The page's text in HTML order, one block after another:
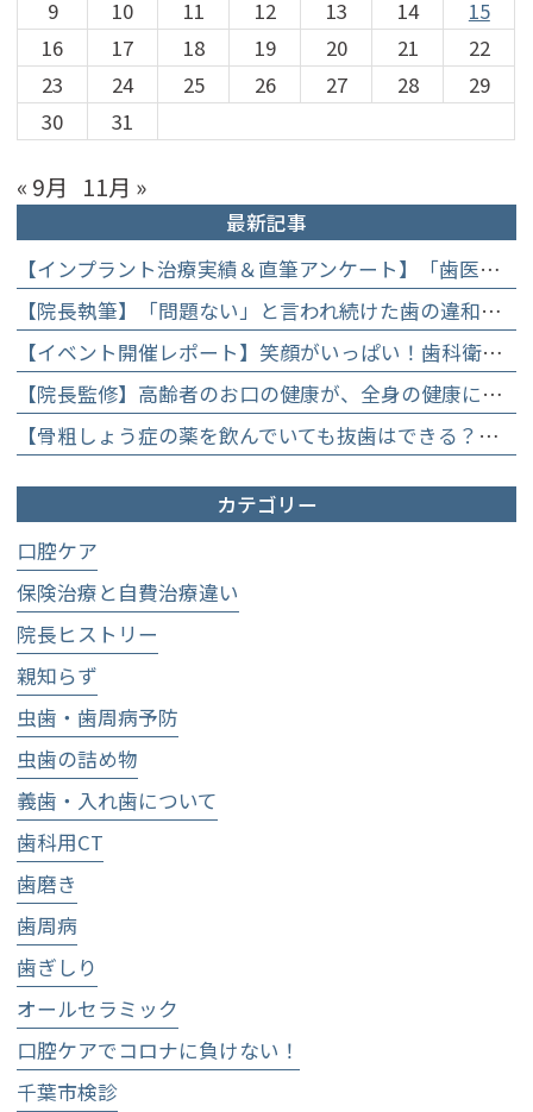
9
10 11 12 13 14
15
16
17 18 19 20 21
22
23
24 25 26 27 28
29
30
31
« 9月 11月 »
最新記事
【インプラント治療実績＆直筆アンケート】「歯医者が怖かった」トラウマを乗り越えて。70歳・介護士女性が手に入れた「晴れ晴れとした笑顔」と人生を支える噛み合わせ】
【院長執筆】「問題ない」と言われ続けた歯の違和感……60代女性が「80歳で20本の自前の歯」を守るために選んだ精密総合治療の全貌
【イベント開催レポート】笑顔がいっぱい！歯科衛生士×管理栄養士がお届けする「親子で楽しむむし歯になりにくいお菓子作り体験」】
【院長監修】高齢者のお口の健康が、全身の健康につながる理由。生涯おいしく食べるための「口内環境検査」とオーダーメイド予防】
【骨粗しょう症の薬を飲んでいても抜歯はできる？】顎骨壊死を防ぐために大切な口腔管理について
カテゴリー
口腔ケア
保険治療と自費治療違い
院長ヒストリー
親知らず
虫歯・歯周病予防
虫歯の詰め物
義歯・入れ歯について
歯科用CT
歯磨き
歯周病
歯ぎしり
オールセラミック
口腔ケアでコロナに負けない！
千葉市検診